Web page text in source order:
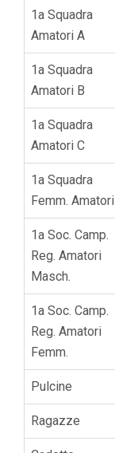
1a Squadra
Amatori A
1a Squadra
Amatori B
1a Squadra
Amatori C
1a Squadra
Femm. Amatori
1a Soc. Camp.
Reg. Amatori
Masch.
1a Soc. Camp.
Reg. Amatori
Femm.
Pulcine
Ragazze